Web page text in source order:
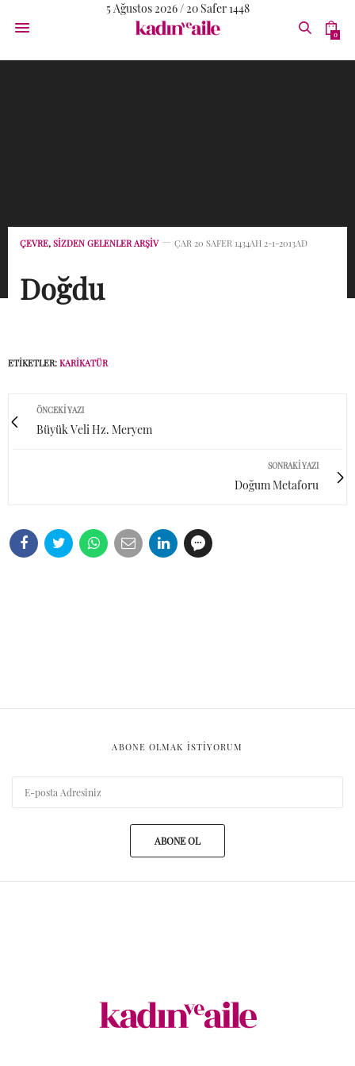
5 Ağustos 2026 / 20 Safer 1448
0
ÇEVRE, SİZDEN GELENLER ARŞİV ÇAR 20 SAFER 1434AH 2-1-2013AD
Doğdu
ETIKETLER: KARIKATÜR
ÖNCEKI YAZI
Büyük Veli Hz. Meryem
SONRAKI YAZI
Doğum Metaforu
ABONE OLMAK ISTIYORUM
ABONE OL